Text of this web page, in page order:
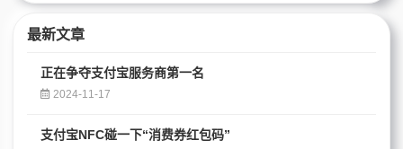
最新文章
正在争夺支付宝服务商第一名
2024-11-17
支付宝NFC碰一下“消费券红包码”